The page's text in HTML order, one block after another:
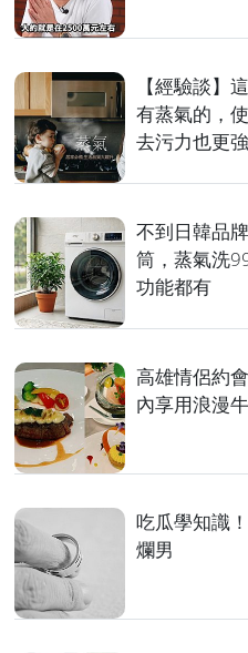
【經驗談】
有蒸氣的，
去污力也更強
不到日韓品
筒，蒸氣洗
功能都有
高雄情侶約
內享用浪漫
吃瓜學知識
爛男